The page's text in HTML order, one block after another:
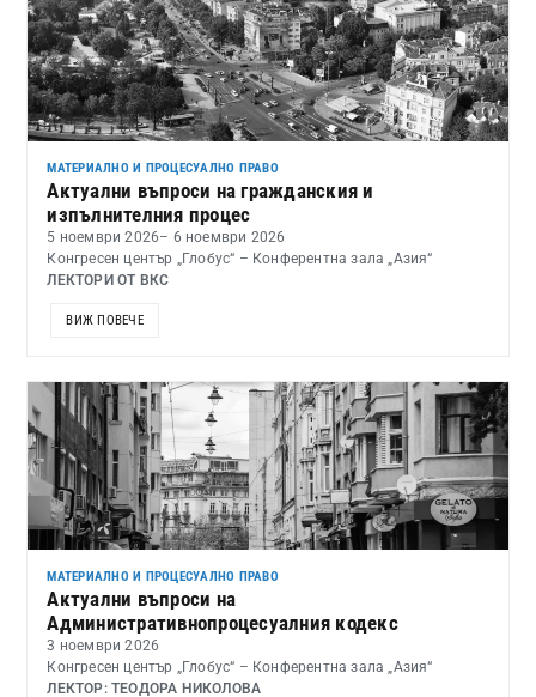
МАТЕРИАЛНО И ПРОЦЕСУАЛНО ПРАВО
Актуални въпроси на гражданския и
изпълнителния процес
5 ноември 2026– 6 ноември 2026
Конгресен център „Глобус“ – Конферентна зала „Азия“
ЛЕКТОРИ ОТ ВКС
ВИЖ ПОВЕЧЕ
МАТЕРИАЛНО И ПРОЦЕСУАЛНО ПРАВО
Актуални въпроси на
Административнопроцесуалния кодекс
3 ноември 2026
Конгресен център „Глобус“ – Конферентна зала „Азия“
ЛЕКТОР: ТЕОДОРА НИКОЛОВА